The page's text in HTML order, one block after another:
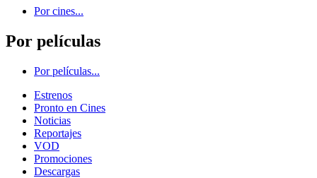
Por cines...
Por películas
Por películas...
Estrenos
Pronto en Cines
Noticias
Reportajes
VOD
Promociones
Descargas